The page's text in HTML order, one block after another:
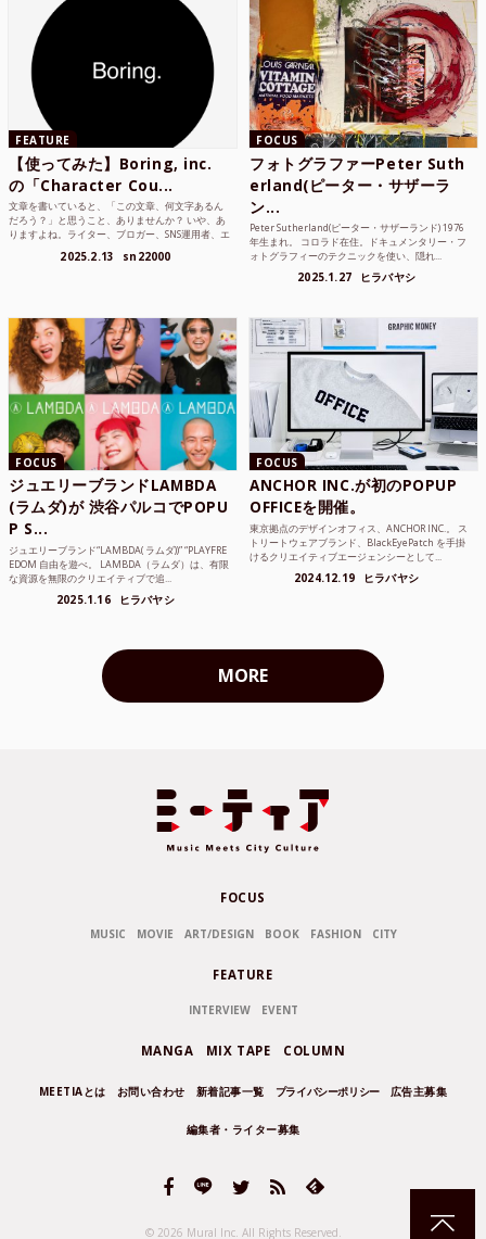
FEATURE
【使ってみた】Boring, inc.
の「Character Cou...
文章を書いていると、「この文章、何文字あるん
だろう？」と思うこと、ありませんか？ いや、あ
りますよね。ライター、ブロガー、SNS運用者、エ
2025.2.13 sn22000
FOCUS
フォトグラファーPeter Suth
erland(ピーター・サザーラ
ン...
Peter Sutherland(ピーター・サザーランド) 1976
年生まれ。 コロラド在住。ドキュメンタリー・フ
ォトグラフィーのテクニックを使い、隠れ...
2025.1.27 ヒラバヤシ
FOCUS
ジュエリーブランドLAMBDA
(ラムダ)が 渋谷パルコでPOPU
P S...
ジュエリーブランド“LAMBDA( ラムダ))” “PLAYFRE
EDOM 自由を遊べ。 LAMBDA（ラムダ）は、有限
な資源を無限のクリエイティブで追...
2025.1.16 ヒラバヤシ
FOCUS
ANCHOR INC.が初のPOPUP
OFFICEを開催。
東京拠点のデザインオフィス、ANCHOR INC.。 ス
トリートウェアブランド、BlackEyePatch を手掛
けるクリエイティブエージェンシーとして...
2024.12.19 ヒラバヤシ
MORE
FOCUS
MUSIC MOVIE ART/DESIGN BOOK FASHION CITY
FEATURE
INTERVIEW EVENT
MANGA MIX TAPE COLUMN
MEETIAとは お問い合わせ 新着記事一覧 プライバシーポリシー 広告主募集
編集者・ライター募集
© 2026 Mural Inc. All Rights Reserved.